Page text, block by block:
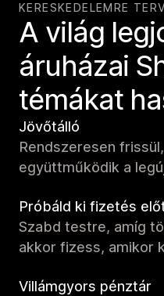
KERESKEDELEMRE
A világ
áruházai
témákat
Jövőtálló
Rendszeresen
együttműködik a
Próbáld ki fizetés
Szabd testre, amíg
akkor fizess, amikor
Villámgyors pénztár